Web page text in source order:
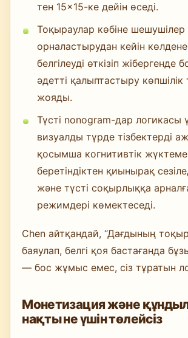
тен 15×15-ке дейін өседі.
Тоқыраулар көбіне шешушілер
орналастырудан кейін
белгілеуді өткізіп жібергенде
әдетті қалыптастыру
жояды.
Түсті nonogram-дар логикасы
визуалды түрде тізбектерді
қосымша когнитивтік жүктеме
беретіндіктен қиынырақ
және түсті соқырлыққа
режимдері көмектеседі.
Chen айтқандай, “Дағдының
баяулап, белгі қоя бастағанда
— бос жұмыс емес, сіз тұратын
Монетизация және
нақты не үшін төлейсіз